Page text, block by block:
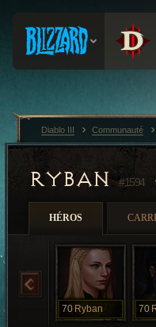
RYBAN#1594
HÉROS
70 Ryban 70
Diablo III Communauté